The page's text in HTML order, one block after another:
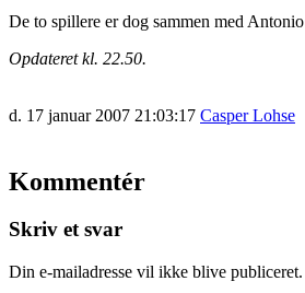
De to spillere er dog sammen med
Opdateret kl. 22.50.
d. 17 januar 2007 21:03:17 Casper Lohse
Kommentér
Skriv et svar
Din e-mailadresse vil ikke blive publiceret.